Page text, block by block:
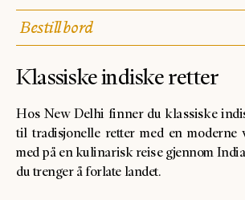
Bestill bord
Klassiske indiske retter
Hos New Delhi finner du klassiske
til tradisjonelle retter med en moderne
med på en kulinarisk reise gjennom
du trenger å forlate landet.